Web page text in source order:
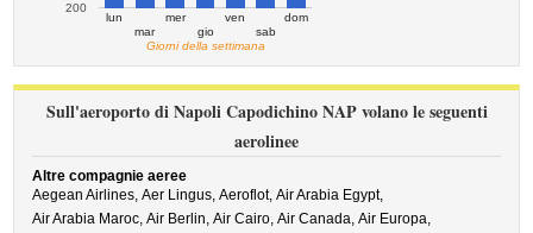
lun
mar
mer
gio
ven
sab
dom
200
Giorni della settimana
Sull'aeroporto di Napoli Capodichino NAP volano le seguenti
aerolinee
Altre compagnie aeree
Aegean Airlines,Aer Lingus,Aeroflot,Air Arabia Egypt,
Air Arabia Maroc,Air Berlin,Air Cairo,Air Canada,Air Europa,